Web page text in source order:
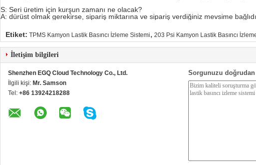
S: Seri üretim için kurşun zamanı ne olacak?
A: dürüst olmak gerekirse, sipariş miktarına ve sipariş verdiğiniz mevsime
Etiket: TPMS Kamyon Lastik Basıncı İzleme Sistemi, 203 Psi Kamyon Lastik Basıncı
İletişim bilgileri
Shenzhen EGQ Cloud Technology Co., Ltd.
İlgili kişi: Mr. Samson
Tel: +86 13924218288
Sorgunuzu